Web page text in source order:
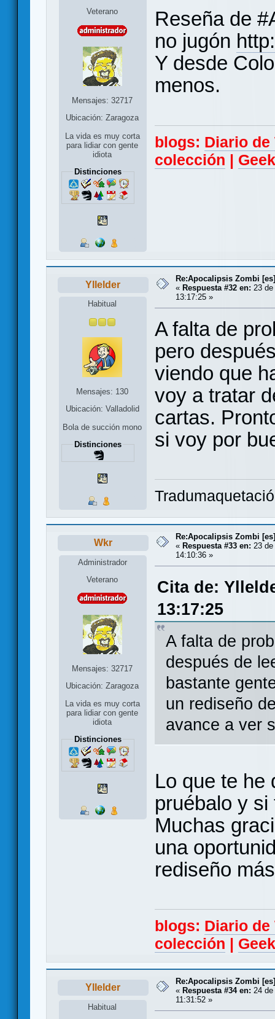
Veterano
Mensajes: 32717
Ubicación: Zaragoza
La vida es muy corta
para lidiar con gente
idiota
Distinciones
Reseña de
no jugón
Y desde
menos.
blogs: Diario
colección |
Yllelder
Habitual
Mensajes: 130
Ubicación: Valladolid
Bola de succión mono
Distinciones
Re:Apocalipsis Zombi [es]
« Respuesta #32 en: 23
13:17:25 »
A falta de
pero
viendo que
voy a tratar
cartas.
si voy por
Wkr
Administrador
Veterano
Mensajes: 32717
Ubicación: Zaragoza
La vida es muy corta
para lidiar con gente
idiota
Distinciones
Re:Apocalipsis Zombi [es]
« Respuesta #33 en: 23
14:10:36 »
Cita de:
13:17:25
A falta de
después de
bastante
un rediseño
avance a ver
Lo que te he
pruébalo y
Muchas
una
rediseño
blogs: Diario
colección
Yllelder
Habitual
Re:Apocalipsis Zombi [es]
« Respuesta #34 en: 24
11:31:52 »